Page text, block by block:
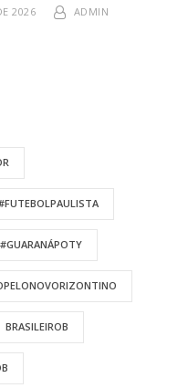
2026 ADMIN
#GUARANÁPOTY
BRASILEIROB